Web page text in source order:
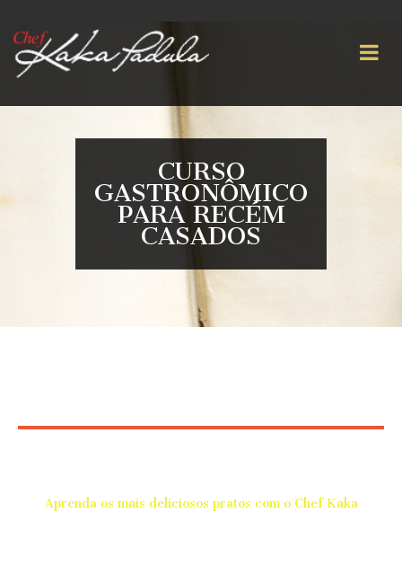
CURSO
GASTRONÔMICO
PARA RECÉM
CASADOS
Aprenda os mais deliciosos pratos com o Chef Kaka